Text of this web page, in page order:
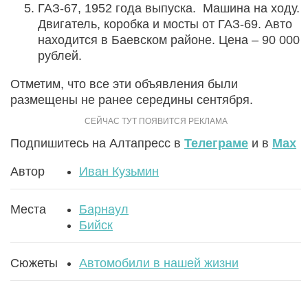
ГАЗ-67, 1952 года выпуска. Машина на ходу.
Двигатель, коробка и мосты от ГАЗ-69. Авто
находится в Баевском районе. Цена – 90 000
рублей.
Отметим, что все эти объявления были
размещены не ранее середины сентября.
Подпишитесь на Алтапресс в Телеграме и в Max
Автор Иван Кузьмин
Места
Барнаул
Бийск
Сюжеты Автомобили в нашей жизни